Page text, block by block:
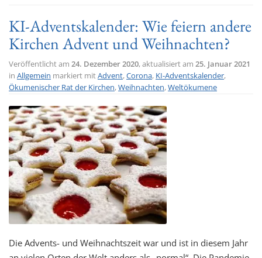
KI-Adventskalender: Wie feiern andere
Kirchen Advent und Weihnachten?
Veröffentlicht am 24. Dezember 2020, aktualisiert am 25. Januar 2021
in Allgemein markiert mitAdvent,Corona, KI-Adventskalender,
Ökumenischer Rat der Kirchen,Weihnachten,Weltökumene
Die Advents- und Weihnachtszeit war und ist in diesem Jahr